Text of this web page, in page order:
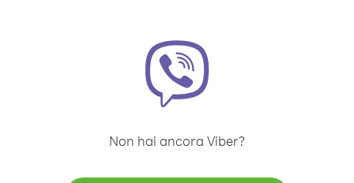
Non hai ancora Viber?